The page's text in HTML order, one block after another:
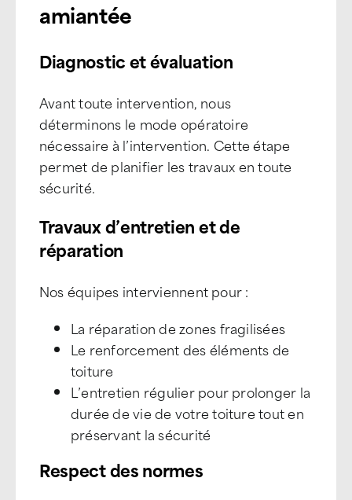
amiantée
Diagnostic et évaluation
Avant toute intervention, nous
déterminons le mode opératoire
nécessaire à l’intervention. Cette étape
permet de planifier les travaux en toute
sécurité.
Travaux d’entretien et de
réparation
Nos équipes interviennent pour :
La réparation de zones fragilisées
Le renforcement des éléments de
toiture
L’entretien régulier pour prolonger la
durée de vie de votre toiture tout en
préservant la sécurité
Respect des normes